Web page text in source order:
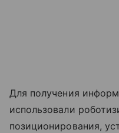
Для получения
использовали
позиционирования,